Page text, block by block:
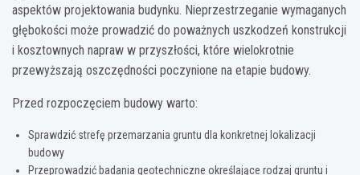
aspektów projektowania budynku. Nieprzestrzeganie wymaganych
głębokości może prowadzić do poważnych uszkodzeń konstrukcji
i kosztownych napraw w przyszłości, które wielokrotnie
przewyższają oszczędności poczynione na etapie budowy.
Przed rozpoczęciem budowy warto:
Sprawdzić strefę przemarzania gruntu dla konkretnej lokalizacji
budowy
Przeprowadzić badania geotechniczne określające rodzaj gruntu i